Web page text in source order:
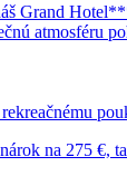
Grand
atmosféru
na 275 €,